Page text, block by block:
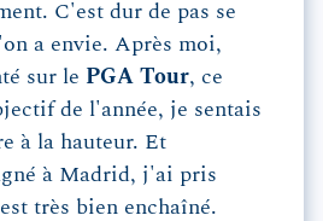
C'est dur de pas se
a envie. Après moi,
sur le PGA Tour, ce
de l'année, je sentais
à la hauteur. Et
à Madrid, j'ai pris
très bien enchaîné.